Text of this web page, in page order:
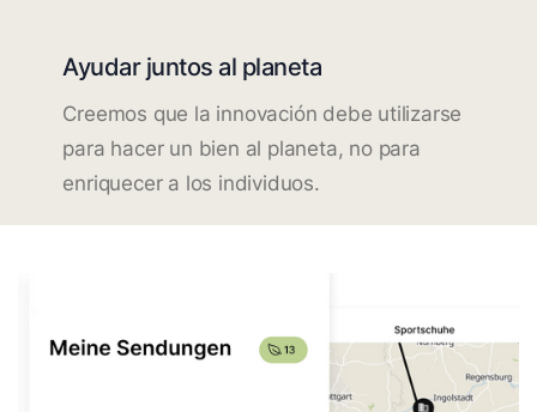
Ayudar juntos al planeta
Creemos que la innovación debe utilizarse
para hacer un bien al planeta, no para
enriquecer a los individuos.